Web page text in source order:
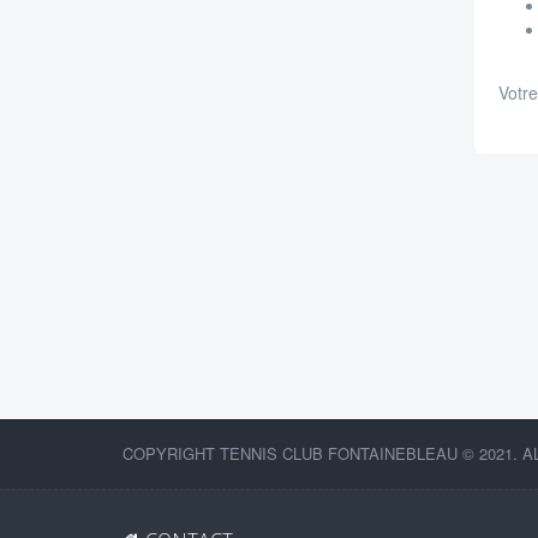
COPYRIGHT TENNIS CLUB FONTAINEBLEAU © 2021.